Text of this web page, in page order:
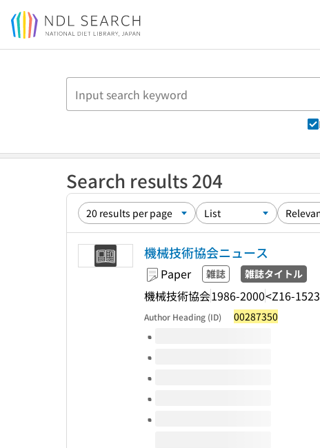
Jump to main content
Search results 204
機械技術協会ニュース
Paper 雑誌 雑誌タイトル
機械技術協会1986-2000<Z16-
Author Heading (ID) 00287350
Volumes of this title